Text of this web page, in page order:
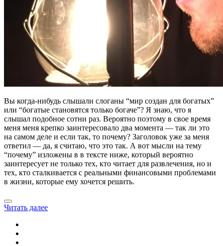
Вы когда-нибудь слышали слоганы “мир создан для богатых”
или “богатые становятся только богаче”? Я знаю, что я
слышал подобное сотни раз. Вероятно поэтому в свое время
меня меня крепко заинтересовало два момента — так ли это
на самом деле и если так, то почему? Заголовок уже за меня
ответил — да, я считаю, что это так. А вот мысли на тему
“почему” изложены в в тексте ниже, который вероятно
заинтересует не только тех, кто читает для развлечения, но и
тех, кто сталкивается с реальными финансовыми проблемами
в жизни, которые ему хочется решить.
Читать далее